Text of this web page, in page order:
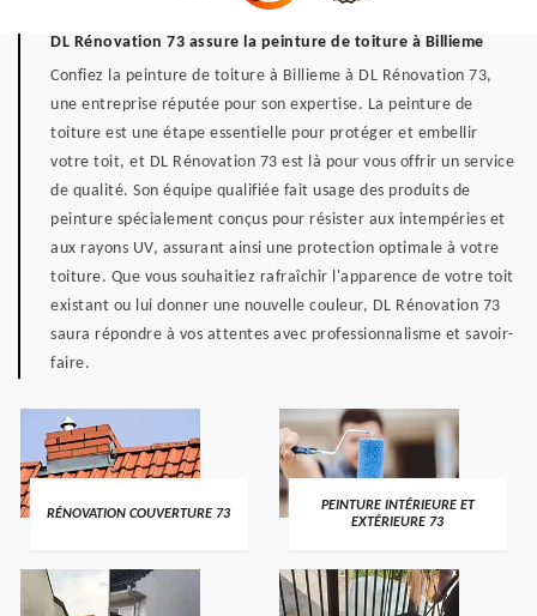
DL Rénovation 73 assure la peinture de toiture à Billieme
Confiez la peinture de toiture à Billieme à DL Rénovation 73,
une entreprise réputée pour son expertise. La peinture de
toiture est une étape essentielle pour protéger et embellir
votre toit, et DL Rénovation 73 est là pour vous offrir un service
de qualité. Son équipe qualifiée fait usage des produits de
peinture spécialement conçus pour résister aux intempéries et
aux rayons UV, assurant ainsi une protection optimale à votre
toiture. Que vous souhaitiez rafraîchir l'apparence de votre toit
existant ou lui donner une nouvelle couleur, DL Rénovation 73
saura répondre à vos attentes avec professionnalisme et savoir-
faire.
RÉNOVATION COUVERTURE 73
PEINTURE INTÉRIEURE ET
EXTÉRIEURE 73